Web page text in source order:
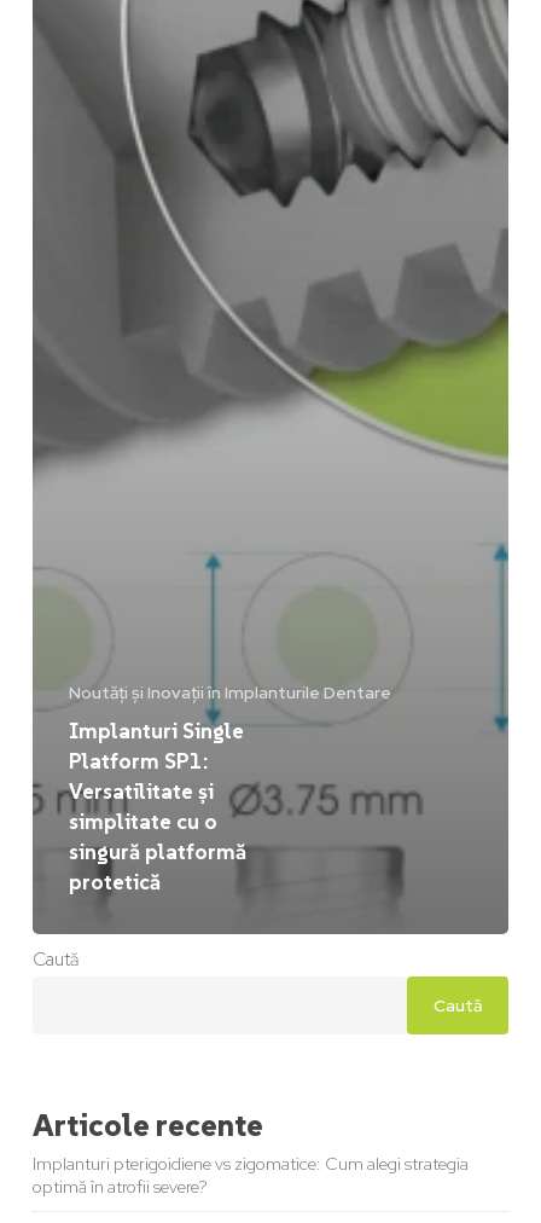
Noutăți și Inovații în Implanturile Dentare
Implanturi Single
Platform SP1:
Versatilitate și
simplitate cu o
singură platformă
protetică
Caută
Caută
Articole recente
Implanturi pterigoidiene vs zigomatice: Cum alegi strategia
optimă în atrofii severe?